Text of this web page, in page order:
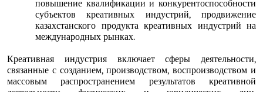
повышение квалификации и конкурентоспособности
субъектов креативных индустрий, продвижение
казахстанского продукта креативных индустрий на
международных рынках.
Креативная индустрия включает сферы деятельности,
связанные с созданием, производством, воспроизводством и
массовым распространением результатов креативной